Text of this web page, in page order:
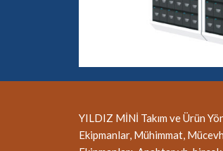
YILDIZ MİNİ Takım ve Ürün
Ekipmanlar, Mühimmat,